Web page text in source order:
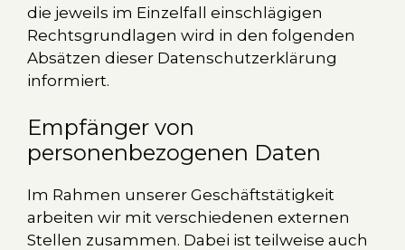
die jeweils im Einzelfall einschlägigen
Rechtsgrundlagen wird in den folgenden
Absätzen dieser Datenschutzerklärung
informiert.
Empfänger von
personenbezogenen Daten
Im Rahmen unserer Geschäftstätigkeit
arbeiten wir mit verschiedenen externen
Stellen zusammen. Dabei ist teilweise auch